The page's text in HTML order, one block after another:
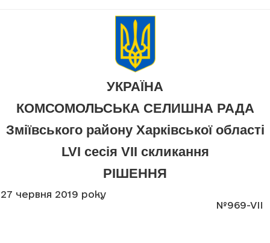
УКРАЇНА
КОМСОМОЛЬСЬКА СЕЛИШНА РАДА
Зміївського району Харківської області
LVI сесія VII скликання
РІШЕННЯ
27 червня 2019 року
№969-VII